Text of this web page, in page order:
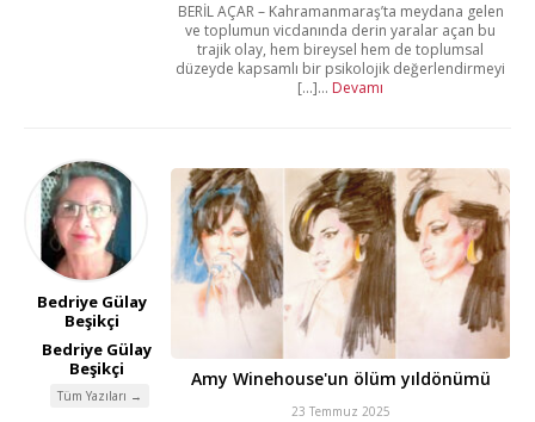
BERİL AÇAR – Kahramanmaraş’ta meydana gelen
ve toplumun vicdanında derin yaralar açan bu
trajik olay, hem bireysel hem de toplumsal
düzeyde kapsamlı bir psikolojik değerlendirmeyi
[...]... Devamı
Bedriye Gülay
Beşikçi
Bedriye Gülay
Beşikçi
Tüm Yazıları →
Amy Winehouse'un ölüm yıldönümü
23 Temmuz 2025